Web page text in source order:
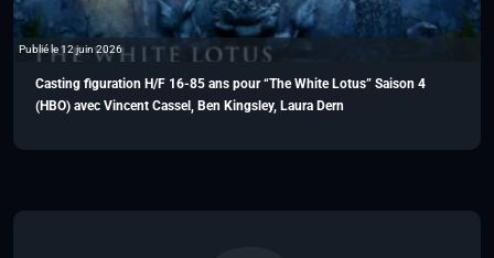
Publié le 12 juin 2026
Casting figuration H/F 16-85 ans pour “The White Lotus” Saison 4
(HBO) avec Vincent Cassel, Ben Kingsley, Laura Dern